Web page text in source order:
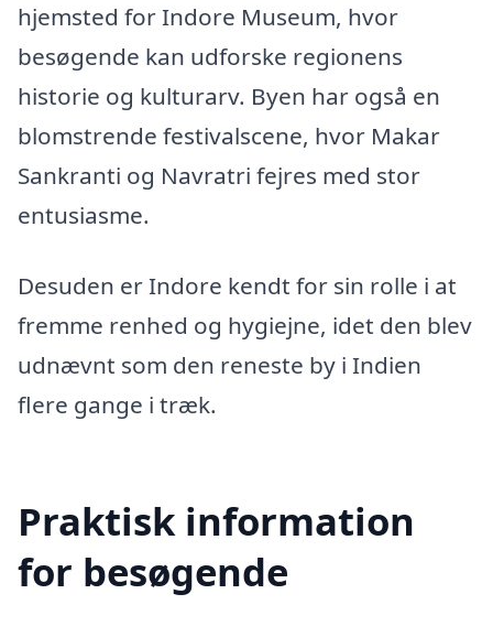
hjemsted for Indore Museum, hvor
besøgende kan udforske regionens
historie og kulturarv. Byen har også en
blomstrende festivalscene, hvor Makar
Sankranti og Navratri fejres med stor
entusiasme.
Desuden er Indore kendt for sin rolle i at
fremme renhed og hygiejne, idet den blev
udnævnt som den reneste by i Indien
flere gange i træk.
Praktisk information
for besøgende